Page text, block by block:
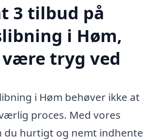
3 tilbud på
i Høm,
tryg ved
i Høm behøver ikke at
proces. Med vores
du hurtigt og nemt indhente